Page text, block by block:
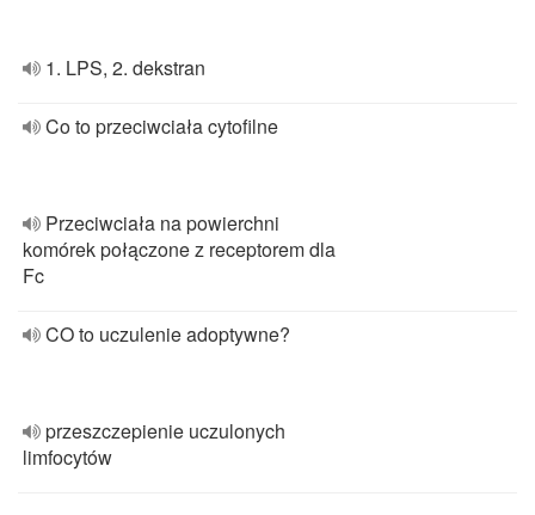
1. LPS, 2. dekstran
Co to przeciwciała cytofilne
Przeciwciała na powierchni
komórek połączone z receptorem dla
Fc
CO to uczulenie adoptywne?
przeszczepienie uczulonych
limfocytów